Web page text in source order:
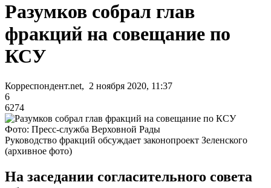
Разумков собрал глав
фракций на совещание по
КСУ
Корреспондент.net, 2 ноября 2020, 11:37
6
6274
Фото: Пресс-служба Верховной Рады
Руководство фракций обсуждает законопроект Зеленского
(архивное фото)
На заседании согласительного совета